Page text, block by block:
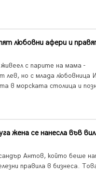
любовни афери и
с парите на мама -
лев, но с млада любовница
в морската столица и
жена се нанесла във
Антов, който беше
правила в бизнеса.